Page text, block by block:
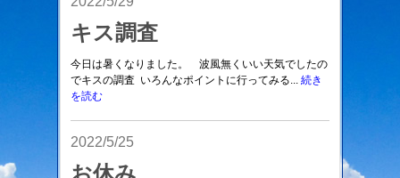
キス調査
今日は暑くなりました。 波風無くいい天気でしたの
でキスの調査 いろんなポイントに行ってみる... 続き
を読む
2022/5/25